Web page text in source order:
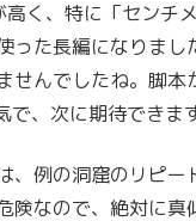
く、特に「センチ
った長編になりまし
せんでしたね。脚本
で、次に期待できま
、例の洞窟のリピー
険なので、絶対に真